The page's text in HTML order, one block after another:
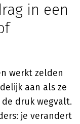
in een
werkt zelden
aan als ze
druk wegvalt.
je verandert